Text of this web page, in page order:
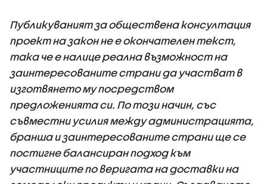
Публикуваният за обществена консултация
проект на закон не е окончателен текст,
така че е налице реална възможност на
заинтересованите страни да участват в
изготвянето му посредством
предложенията си. По този начин, със
съвместни усилия между администрацията,
бранша и заинтересованите страни ще се
постигне балансиран подход към
участниците по веригата на доставки на